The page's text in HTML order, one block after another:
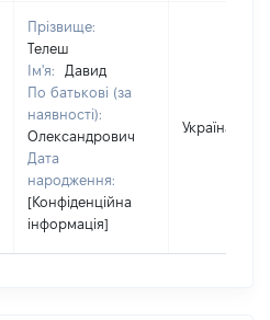
Прізвище:
Телеш
Ім'я:
Давид
По батькові (за
наявності):
Олександрович
Дата
народження:
[Конфіденційна
інформація]
Україна